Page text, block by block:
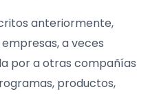
anteriormente,
a veces
por a otras compañías
productos,